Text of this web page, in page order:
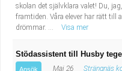
skolan det självklara valet! Du,
framtiden. Våra elever har rätt
drömmar. ...
Visa mer
Stödassistent till Husby
Ansök Maj 26 Strängnäs